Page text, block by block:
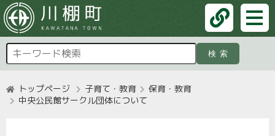
検索
トップページ 子育て・教育
保育・教育
中央公民館サークル団体について